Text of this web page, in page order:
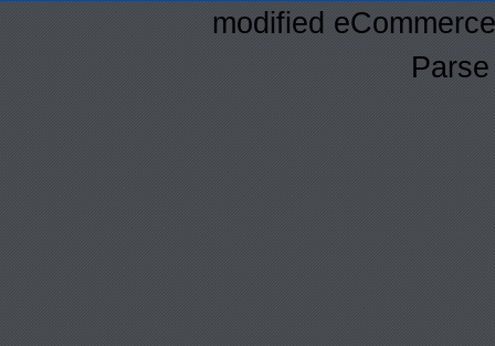
mod ified